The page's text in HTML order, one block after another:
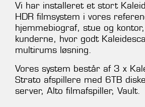
Vi har installeret et stort
HDR filmsystem i vores
hjemmebiograf, stue og
kunderne, hvor godt
multirums løsning.
Vores system består af 3 x
Strato afspillere med 6TB
server, Alto filmafspiller, Vault.